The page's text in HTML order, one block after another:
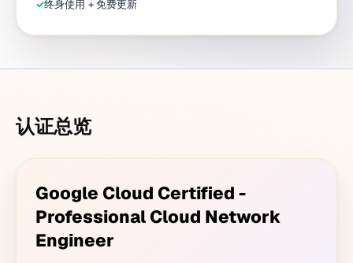
✓终身使用 + 免费更新
认证总览
Google Cloud Certified -
Professional Cloud Network
Engineer